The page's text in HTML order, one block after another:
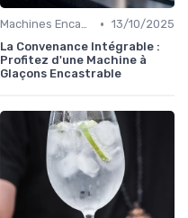
Machines Encastrables • 13/10/2025
La Convenance Intégrable :
Profitez d'une Machine à
Glaçons Encastrable